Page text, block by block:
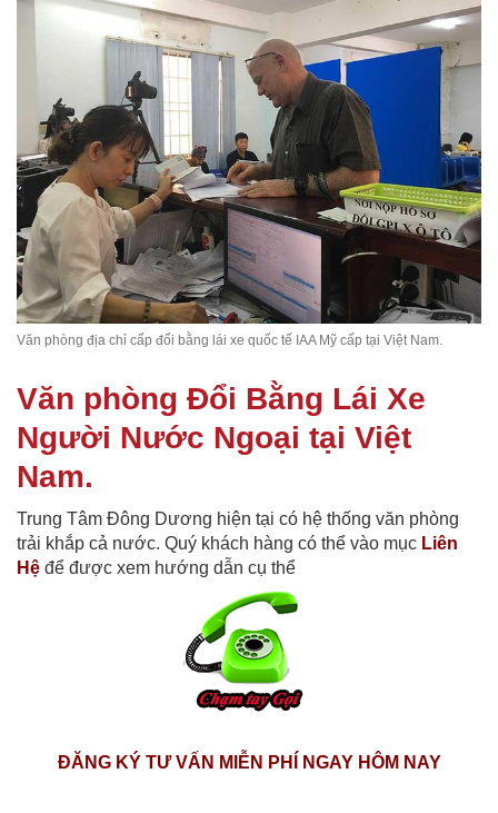
Văn phòng địa chỉ cấp đổi bằng lái xe quốc tế IAA Mỹ cấp tại Việt Nam.
Văn phòng Đổi Bằng Lái Xe
Người Nước Ngoại tại Việt
Nam.
Trung Tâm Đông Dương hiện tại có hệ thống văn phòng
trải khắp cả nước. Quý khách hàng có thể vào mục Liên
Hệ để được xem hướng dẫn cụ thể
ĐĂNG KÝ TƯ VẤN MIỄN PHÍ NGAY HÔM NAY